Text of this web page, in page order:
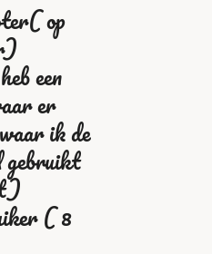
op
een
er
ik de
gebruikt
( 8